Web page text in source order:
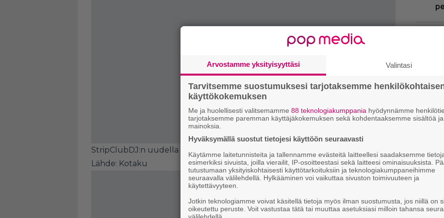
StripClubDJ:n uudella käyttäjätilillä on jo yli 27 tuhatta pistettä.
Lähde: Kotaku
5
6
7
ja
Arvostamme yksityisyyttäsi Valintasi
Tarvitsemme suostumuksesi tarjotaksemme
käyttökokemuksen
Me ja huolellisesti valitsemamme 88 teknologiakumppania hyödynnämme
tarjotaksemme paremman käyttäjäkokemuksen sekä kohdentaaksemme sisältöä ja
mainoksia.
Hyväksymällä suostut tietojesi käyttöön seuraavasti
Käytämme laitetunnisteita ja tallennamme evästeitä laitteellesi saadaksemme
esimerkiksi sivuista, joilla vierailit, IP-osoitteestasi sekä laitteesi ominaisuuksista.
tutustumaan yksityiskohtaisesti käyttötarkoituksiin ja teknologiakumppaneihimme
seuraavalla välilehdellä. Hylkääminen voi vaikuttaa sivuston toimivuuteen ja
käytettävyyteen.
Jotkin teknologiamme voivat käsitellä tietoja myös ilman suostumusta, jos niillä on
oikeutettu peruste. Voit vastustaa tätä tai muuttaa asetuksiasi milloin tahansa